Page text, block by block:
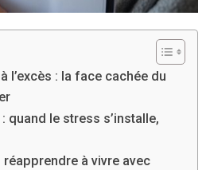
l’excès : la face cachée du
quand le stress s’installe,
à vivre avec